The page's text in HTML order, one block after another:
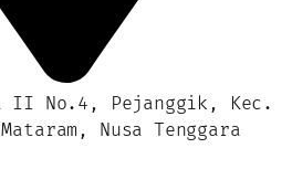
II No.4, Pejanggik, Kec.
Nusa Tenggara